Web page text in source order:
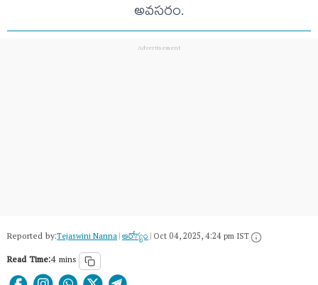
అవసరం.
Reported by:Tejaswini Nanna|ఆరోగ్యం|Oct 04, 2025, 4:24 pm IST
Read Time:4 mins